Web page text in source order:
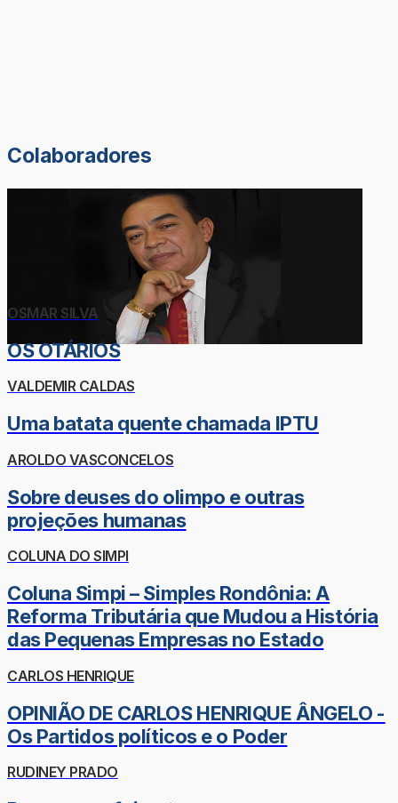
Colaboradores
OSMAR SILVA
OS OTÁRIOS
VALDEMIR CALDAS
Uma batata quente chamada IPTU
AROLDO VASCONCELOS
Sobre deuses do olimpo e outras
projeções humanas
COLUNA DO SIMPI
Coluna Simpi – Simples Rondônia: A
Reforma Tributária que Mudou a História
das Pequenas Empresas no Estado
CARLOS HENRIQUE
OPINIÃO DE CARLOS HENRIQUE ÂNGELO -
Os Partidos políticos e o Poder
RUDINEY PRADO